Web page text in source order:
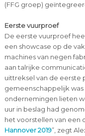
(FFG groep)
Eerste vuurproef
De eerste vuurproef
een showcase op de
machines van negen
aan talrijke
uittreksel van de eerste
gemeenschappelijk
ondernemingen lieten
uur in beslag had
het voorstellen van een
Hannover 2019”, zegt